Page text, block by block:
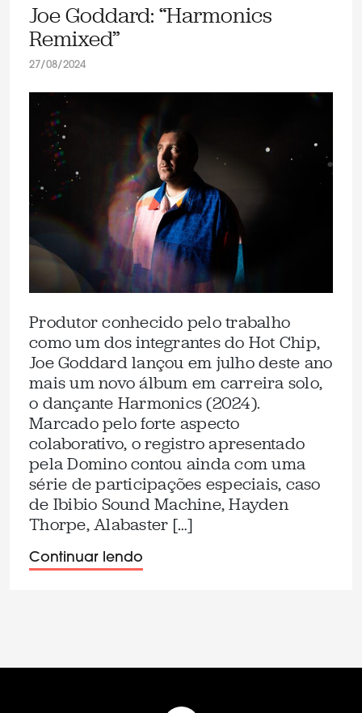
Joe Goddard: “Harmonics
Remixed”
27/08/2024
Produtor conhecido pelo trabalho
como um dos integrantes do Hot Chip,
Joe Goddard lançou em julho deste ano
mais um novo álbum em carreira solo,
o dançante Harmonics (2024).
Marcado pelo forte aspecto
colaborativo, o registro apresentado
pela Domino contou ainda com uma
série de participações especiais, caso
de Ibibio Sound Machine, Hayden
Thorpe, Alabaster […]
Continuar lendo